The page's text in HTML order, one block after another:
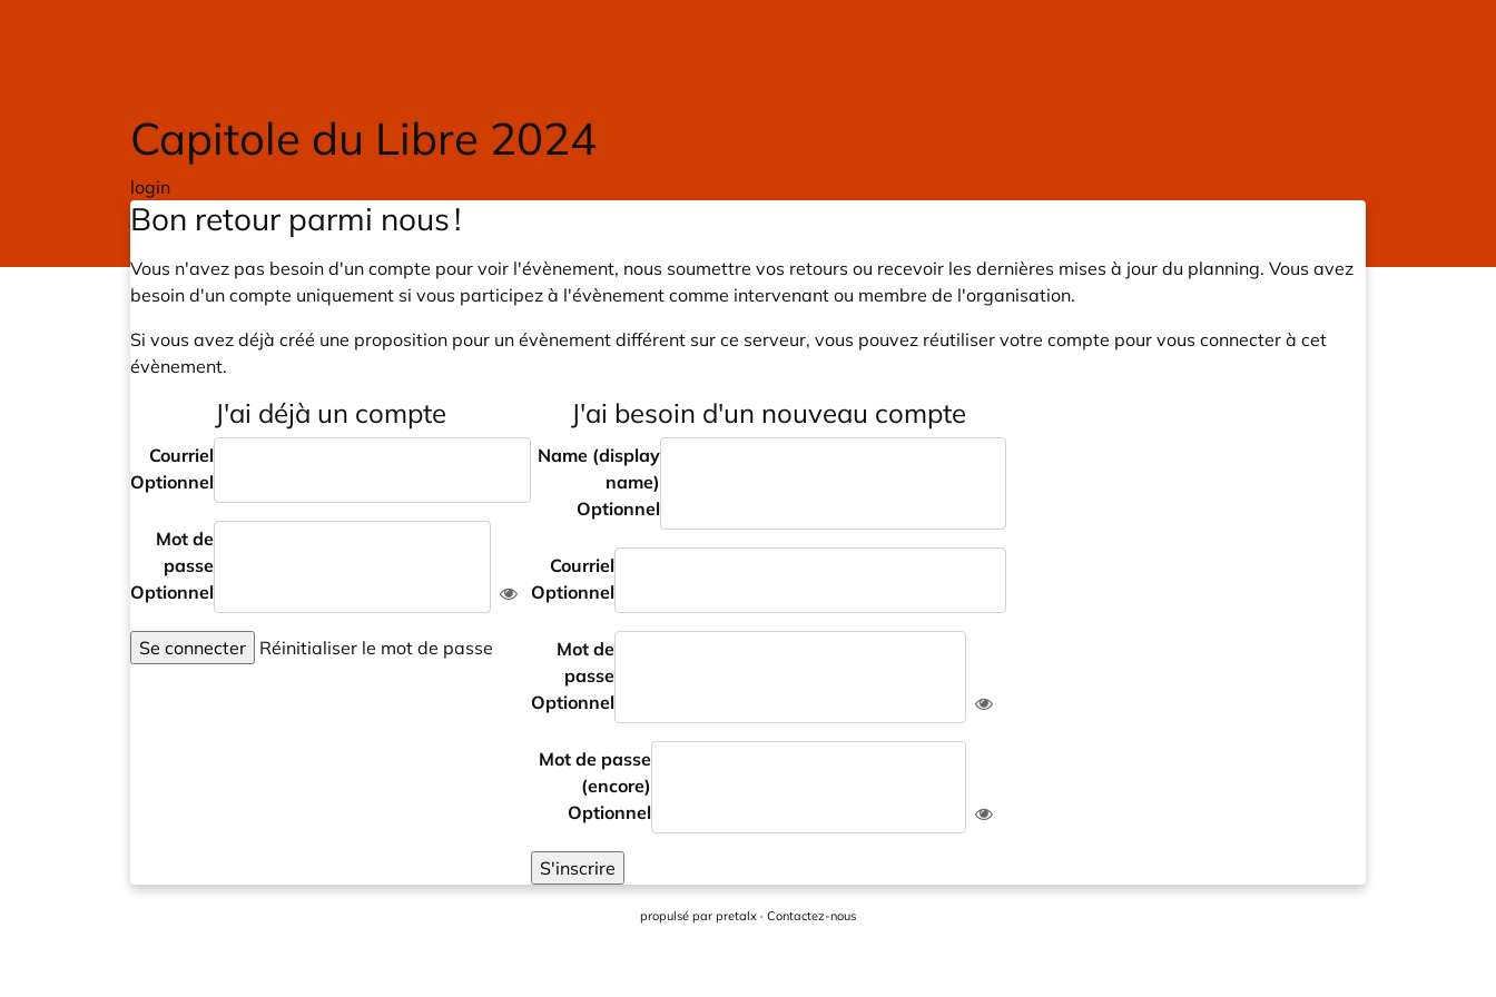
Capitole du Libre 2024
login
Bon retour parmi nous !
Vous n'avez pas besoin d'un compte pour voir l'évènement, nous soumettre vos retours ou recevoir les dernières mises à jour du planning. Vous avez
besoin d'un compte uniquement si vous participez à l'évènement comme intervenant ou membre de l'organisation.
Si vous avez déjà créé une proposition pour un évènement différent sur ce serveur, vous pouvez réutiliser votre compte pour vous connecter à cet
évènement.
J'ai déjà un compte
Courriel
Optionnel
Mot de
passe
Optionnel
Se connecter Réinitialiser le mot de passe
J'ai besoin d'un nouveau compte
Name (display
name)
Optionnel
Courriel
Optionnel
Mot de
passe
Optionnel
Mot de passe
(encore)
Optionnel
S'inscrire
propulsé par pretalx · Contactez-nous